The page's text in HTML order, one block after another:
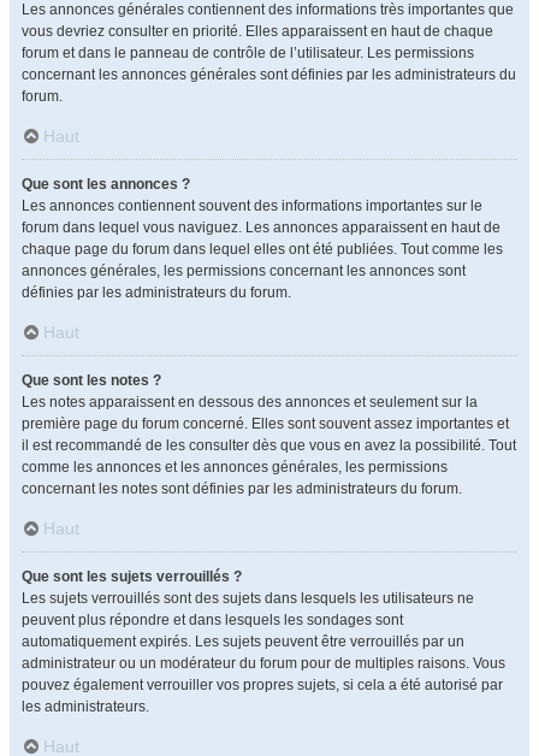
Les annonces générales contiennent des informations très importantes que
vous devriez consulter en priorité. Elles apparaissent en haut de chaque
forum et dans le panneau de contrôle de l’utilisateur. Les permissions
concernant les annonces générales sont définies par les administrateurs du
forum.
Haut
Que sont les annonces ?
Les annonces contiennent souvent des informations importantes sur le
forum dans lequel vous naviguez. Les annonces apparaissent en haut de
chaque page du forum dans lequel elles ont été publiées. Tout comme les
annonces générales, les permissions concernant les annonces sont
définies par les administrateurs du forum.
Haut
Que sont les notes ?
Les notes apparaissent en dessous des annonces et seulement sur la
première page du forum concerné. Elles sont souvent assez importantes et
il est recommandé de les consulter dès que vous en avez la possibilité. Tout
comme les annonces et les annonces générales, les permissions
concernant les notes sont définies par les administrateurs du forum.
Haut
Que sont les sujets verrouillés ?
Les sujets verrouillés sont des sujets dans lesquels les utilisateurs ne
peuvent plus répondre et dans lesquels les sondages sont
automatiquement expirés. Les sujets peuvent être verrouillés par un
administrateur ou un modérateur du forum pour de multiples raisons. Vous
pouvez également verrouiller vos propres sujets, si cela a été autorisé par
les administrateurs.
Haut